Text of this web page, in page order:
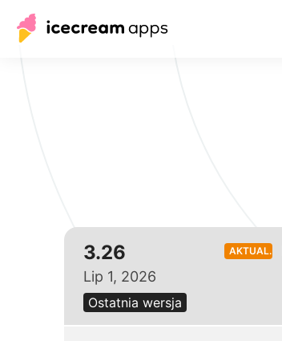
3.26
Lip 1, 2026
Ostatnia wersja
AKTUAL.